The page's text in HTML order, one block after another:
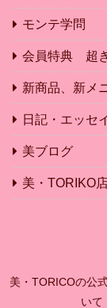
モンテ学問
会員特典 超
新商品、新メ
日記・エッセ
美ブログ
美・TORIKO
美・TORICOの公
いて